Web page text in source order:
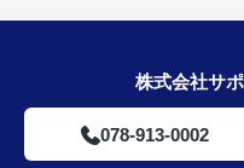
株式会社サ
078-913-0002